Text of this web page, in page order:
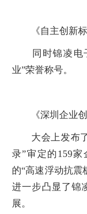
《自主创新标
同时锦凌电子
业”荣誉称号。
《深圳企业创
大会上发布了
录”审定的159
的“高速浮动抗震
进一步凸显了锦
展。